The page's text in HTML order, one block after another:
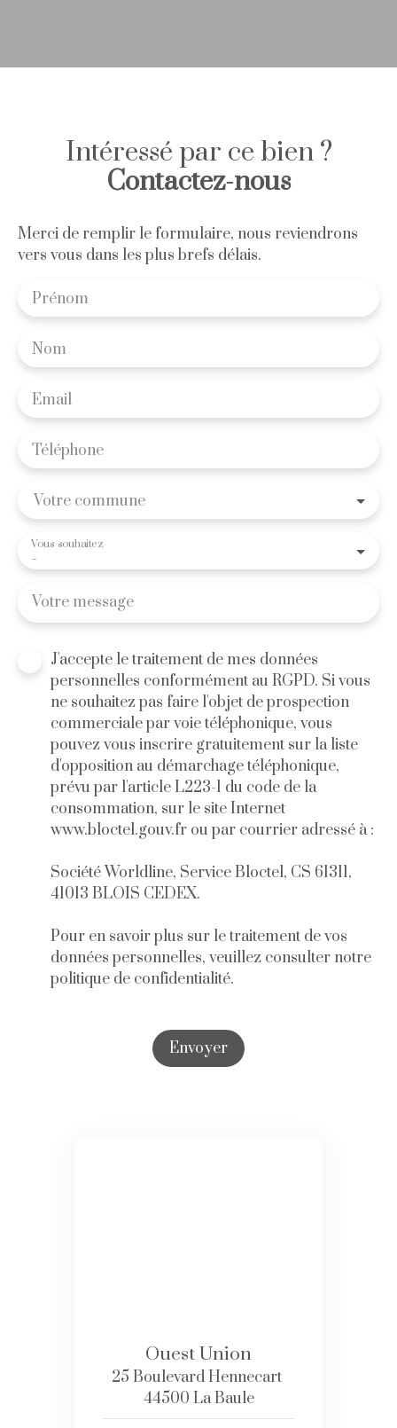
Intéressé par ce bien ?
Contactez-nous
Merci de remplir le formulaire, nous reviendrons
vers vous dans les plus brefs délais.
Prénom
Nom
Email
Téléphone
Votre commune
-
Vous souhaitez
Votre message
J'accepte le traitement de mes données
personnelles conformément au RGPD. Si vous
ne souhaitez pas faire l'objet de prospection
commerciale par voie téléphonique, vous
pouvez vous inscrire gratuitement sur la liste
d'opposition au démarchage téléphonique,
prévu par l'article L223-1 du code de la
consommation, sur le site Internet
www.bloctel.gouv.fr ou par courrier adressé à :
Société Worldline, Service Bloctel, CS 61311,
41013 BLOIS CEDEX.
Pour en savoir plus sur le traitement de vos
données personnelles, veuillez consulter notre
politique de confidentialité.
Envoyer
Ouest Union
25 Boulevard Hennecart
44500 La Baule